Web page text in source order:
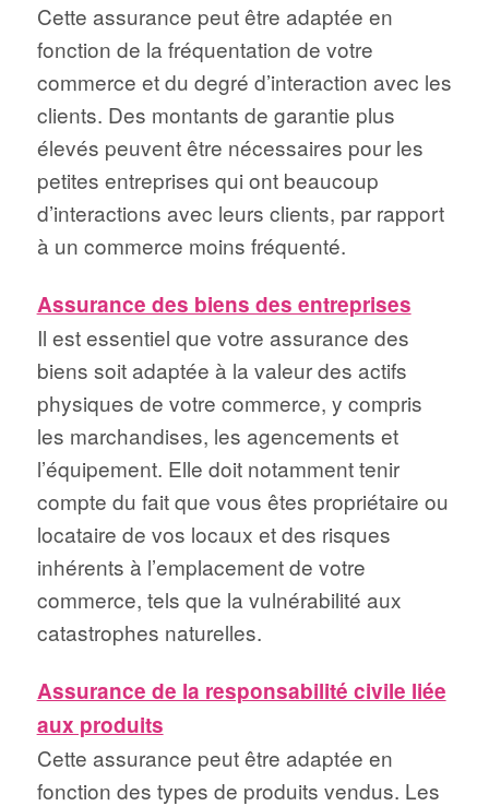
Cette assurance peut être adaptée en
fonction de la fréquentation de votre
commerce et du degré d’interaction avec les
clients. Des montants de garantie plus
élevés peuvent être nécessaires pour les
petites entreprises qui ont beaucoup
d’interactions avec leurs clients, par rapport
à un commerce moins fréquenté.
Assurance des biens des entreprises
Il est essentiel que votre assurance des
biens soit adaptée à la valeur des actifs
physiques de votre commerce, y compris
les marchandises, les agencements et
l’équipement. Elle doit notamment tenir
compte du fait que vous êtes propriétaire ou
locataire de vos locaux et des risques
inhérents à l’emplacement de votre
commerce, tels que la vulnérabilité aux
catastrophes naturelles.
Assurance de la responsabilité civile liée
aux produits
Cette assurance peut être adaptée en
fonction des types de produits vendus. Les